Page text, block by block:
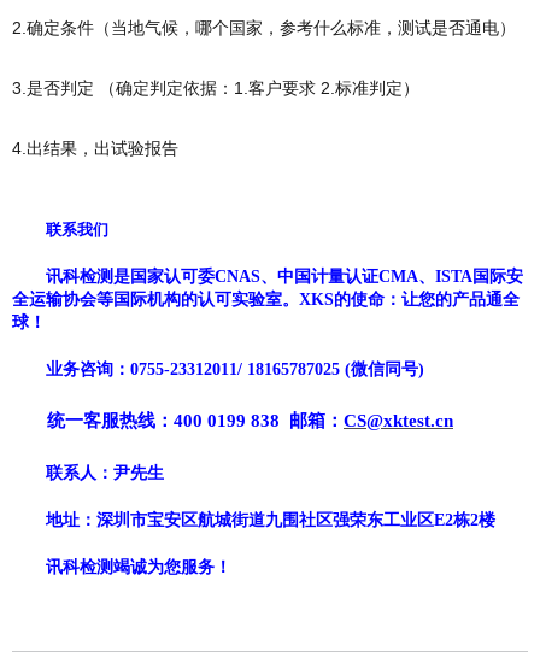
2.确定条件（当地气候，哪个国家，参考什么标准，测试是否通电）
3.是否判定 （确定判定依据：1.客户要求 2.标准判定）
4.出结果，出试验报告
联系我们
讯科检测是国家认可委CNAS、中国计量认证CMA、 ISTA国际安
全运输协会等国际机构的认可实验室。 XKS的使命：让您的产品通全
球！
业务咨询： 0755-23312011/ 18165787025 (微信同号)
统一客服热线： 400 0199 838 邮箱： CS@xktest.cn
联系人： 尹先生
地址：深圳市宝安区航城街道九围社区强荣东工业区E2栋2楼
讯科检测竭诚为您服务！